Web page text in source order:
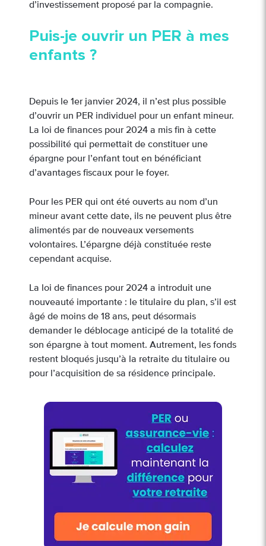
d’investissement proposé par la compagnie.
Puis-je ouvrir un PER à mes
enfants ?
Depuis le 1er janvier 2024, il n’est plus possible
d’ouvrir un PER individuel pour un enfant mineur.
La loi de finances pour 2024 a mis fin à cette
possibilité qui permettait de constituer une
épargne pour l’enfant tout en bénéficiant
d’avantages fiscaux pour le foyer.
Pour les PER qui ont été ouverts au nom d’un
mineur avant cette date, ils ne peuvent plus être
alimentés par de nouveaux versements
volontaires. L’épargne déjà constituée reste
cependant acquise.
La loi de finances pour 2024 a introduit une
nouveauté importante : le titulaire du plan, s’il est
âgé de moins de 18 ans, peut désormais
demander le déblocage anticipé de la totalité de
son épargne à tout moment. Autrement, les fonds
restent bloqués jusqu’à la retraite du titulaire ou
pour l’acquisition de sa résidence principale.